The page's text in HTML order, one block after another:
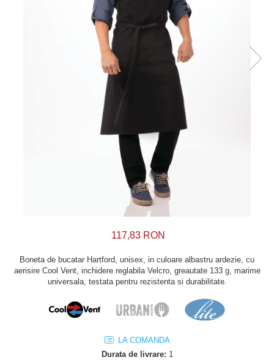
117,83 RON
Boneta de bucatar Hartford, unisex, in culoare albastru ardezie, cu
aerisire Cool Vent, inchidere reglabila Velcro, greautate 133 g, marime
universala, testata pentru rezistenta si durabilitate.
LA COMANDA
Durata de livrare: 1